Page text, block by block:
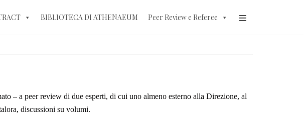
BIBLIOTECA DI ATHENAEUM Peer Review e Referee
– a peer review di due esperti, di cui uno almeno esterno alla Direzione, al
discussioni su volumi.